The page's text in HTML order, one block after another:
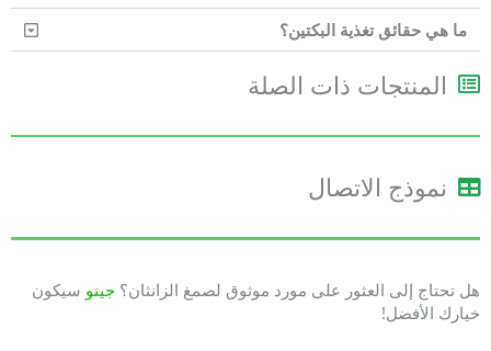
ما هي حقائق تغذية البكتين؟
المنتجات ذات الصلة
نموذج الاتصال
هل تحتاج إلى العثور على مورد موثوق لصمغ الزانثان؟ جينو سيكون
خيارك الأفضل!